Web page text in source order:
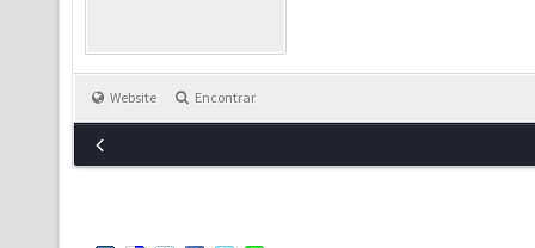
Website Encontrar